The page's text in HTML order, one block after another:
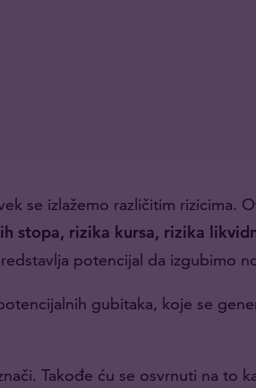
se izlažemo različitim rizicima.
stopa, rizika kursa, rizika
potencijal da izgubimo
gubitaka, koje se
Takođe ću se osvrnuti na to